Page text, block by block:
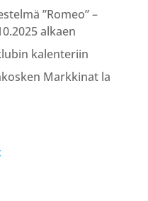
”Romeo” –
alkaen
kalenteriin
Markkinat la